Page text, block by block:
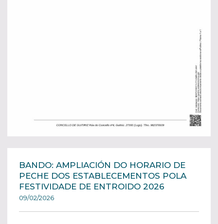
BANDO: AMPLIACIÓN DO HORARIO DE
PECHE DOS ESTABLECEMENTOS POLA
FESTIVIDADE DE ENTROIDO 2026
09/02/2026